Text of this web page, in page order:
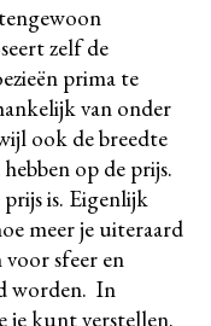
zelf de
prima te
van onder
ook de breedte
op de prijs.
is. Eigenlijk
meer je uiteraard
sfeer en
worden. In
je kunt verstellen.